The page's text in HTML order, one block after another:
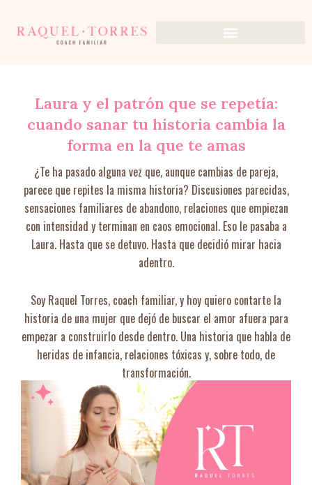
contenido
Laura y el patrón que se repetía:
cuando sanar tu historia cambia la
forma en la que te amas
¿Te ha pasado alguna vez que, aunque cambias de pareja,
parece que repites la misma historia? Discusiones parecidas,
sensaciones familiares de abandono, relaciones que empiezan
con intensidad y terminan en caos emocional. Eso le pasaba a
Laura. Hasta que se detuvo. Hasta que decidió mirar hacia
adentro.
Soy Raquel Torres, coach familiar, y hoy quiero contarte la
historia de una mujer que dejó de buscar el amor afuera para
empezar a construirlo desde dentro. Una historia que habla de
heridas de infancia, relaciones tóxicas y, sobre todo, de
transformación.